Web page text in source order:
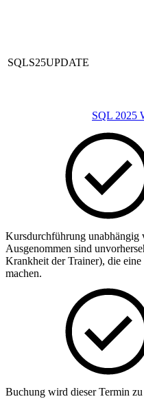
SQLS25UPDATE
SQL 2025
Kursdurchführung unabhängig
Ausgenommen sind
Krankheit der Trainer), die
machen.
Buchung wird dieser Termin